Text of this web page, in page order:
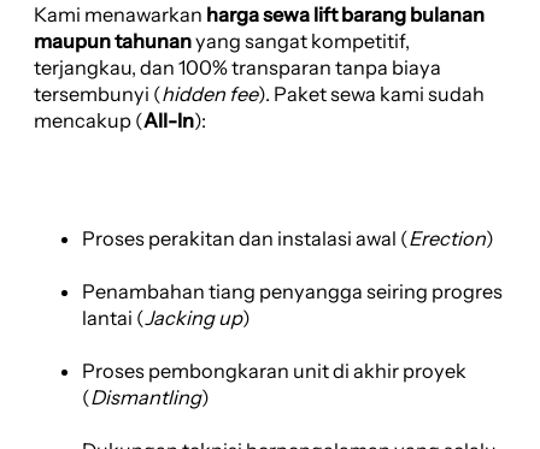
Kami menawarkan harga sewa lift barang bulanan
maupun tahunanyang sangat kompetitif,
terjangkau, dan 100% transparan tanpa biaya
tersembunyi (hidden fee). Paket sewa kami sudah
mencakup (All-In):
Proses perakitan dan instalasi awal (Erection)
Penambahan tiang penyangga seiring progres
lantai (Jacking up)
Proses pembongkaran unit di akhir proyek
(Dismantling)